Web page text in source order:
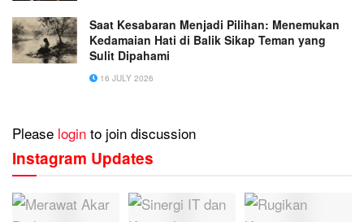
Saat Kesabaran Menjadi Pilihan: Menemukan
Kedamaian Hati di Balik Sikap Teman yang
Sulit Dipahami
16 JULY 2026
Please login to join discussion
Instagram Updates